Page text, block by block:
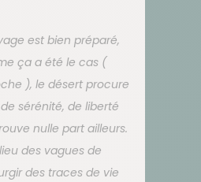
est bien préparé,
ça a été le cas (
), le désert procure
sérénité, de liberté
nulle part ailleurs.
des vagues de
des traces de vie